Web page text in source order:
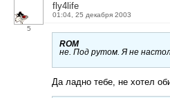
5
fly4life
01:04, 25 декабря 2003
ROM
не. Под рутом. Я не
Да ладно тебе, не хотел